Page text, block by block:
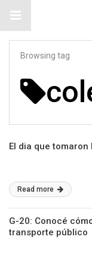
Browsing tag
El dia que tomaron
Read more
G-20: Conocé
transporte público